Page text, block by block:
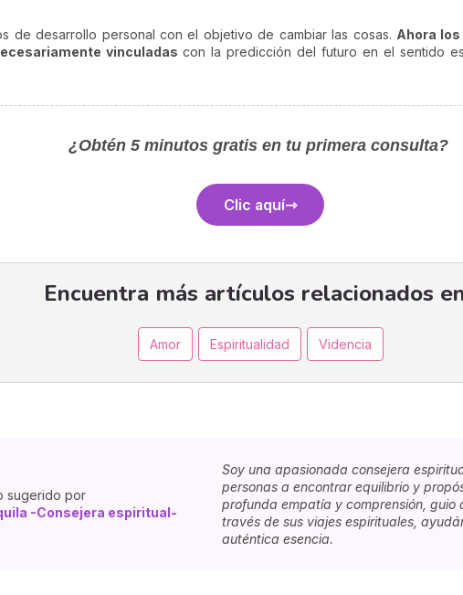
de desarrollo personal con el objetivo de cambiar las cosas. Ahora
vinculadas con la predicción del futuro en el sentido
¿Obtén 5 minutos gratis en tu primera consulta?
Clic aquí
Encuentra más artículos relacionados
Amor Espiritualidad Videncia
sugerido por
-Consejera espiritual-
Soy una apasionada consejera
personas a encontrar equilibrio y
profunda empatía y comprensión, guio
través de sus viajes espirituales,
auténtica esencia.